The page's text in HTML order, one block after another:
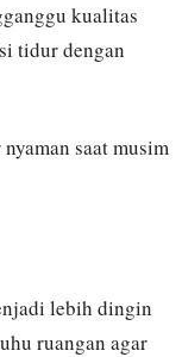
kualitas
tidur dengan
saat musim
lebih dingin
ruangan agar